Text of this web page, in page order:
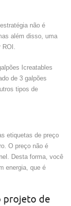
não é
além disso, uma
Icreatables
de 3 galpões
tipos de
etiquetas de preço
O preço não é
Desta forma, você
energia, que é
projeto de